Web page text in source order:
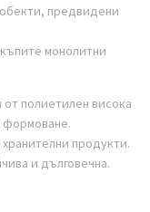
предвидени
монолитни
от полиетилен висока
формоване.
продукти.
и дълговечна.